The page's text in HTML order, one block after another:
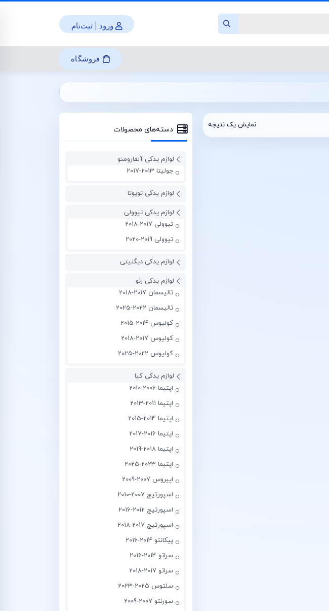
ورود | ثبت‌نام
فروشگاه
نمایش یک نتیجه دسته‌های محصولات
لوازم یدکی آلفارومئو
جولیتا 2013-2017
لوازم یدکی تویوتا
لوازم یدکی تیوولی
تیوولی 2017-2018
تیوولی 2019-2020
لوازم یدکی دیگنیتی
لوازم یدکی رنو
تالیسمان 2017-2018
تالیسمان 2022-2025
کولیوس 2014-2015
کولیوس 2017-2018
کولیوس 2022-2025
لوازم یدکی کیا
اپتیما 2006-2010
اپتیما 2011-2013
اپتیما 2014-2015
اپتیما 2016-2017
اپتیما 2018-2019
اپتیما 2023-2025
اپیروس 2007-2009
اسپورتیج 2007-2010
اسپورتیج 2012-2016
اسپورتیج 2017-2018
پیکانتو 2014-2016
سراتو 2014-2016
سراتو 2017-2018
سلتوس 2025-2023
سورنتو 2007-2009